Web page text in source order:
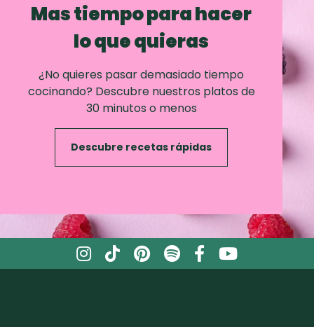
Mas tiempo para hacer
lo que quieras
¿No quieres pasar demasiado tiempo
cocinando? Descubre nuestros platos de
30 minutos o menos
Descubre recetas rápidas